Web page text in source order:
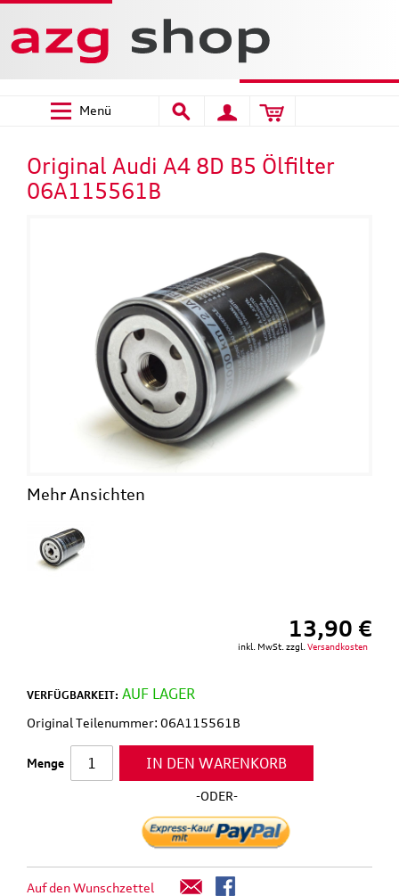
Menü
Original Audi A4 8D B5 Ölfilter
06A115561B
Mehr Ansichten
13,90 €
inkl. MwSt. zzgl. Versandkosten
VERFÜGBARKEIT: AUF LAGER
Original Teilenummer: 06A115561B
Menge IN DEN WARENKORB
-ODER-
Auf den Wunschzettel